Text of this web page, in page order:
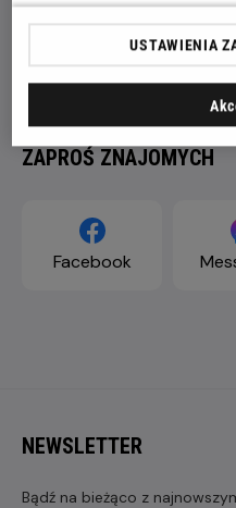
ZAPROŚ ZNAJOMYCH
Facebook
NEWSLETTER
Bądź na bieżąco z
USTAWIENIA